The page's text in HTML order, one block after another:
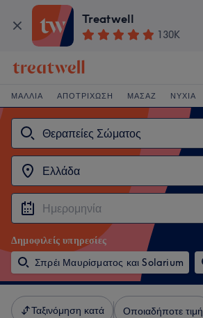
Treatwell
130K
ΜΑΛΛΙΆ ΑΠΟΤΡΊΧΩΣΗ ΜΑΣΆΖ ΝΎΧΙΑ
Δημοφιλείς υπηρεσίες
Σπρέι Μαυρίσματος και Solarium
Ταξινόμηση κατά Οποιαδήποτε τιμή